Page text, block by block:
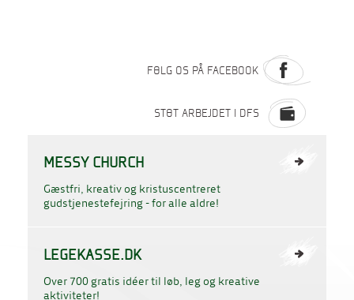
FØLG OS PÅ FACEBOOK
STØT ARBEJDET I DFS
MESSY CHURCH
Gæstfri, kreativ og kristuscentreret
gudstjenestefejring - for alle aldre!
LEGEKASSE.DK
Over 700 gratis idéer til løb, leg og kreative
aktiviteter!